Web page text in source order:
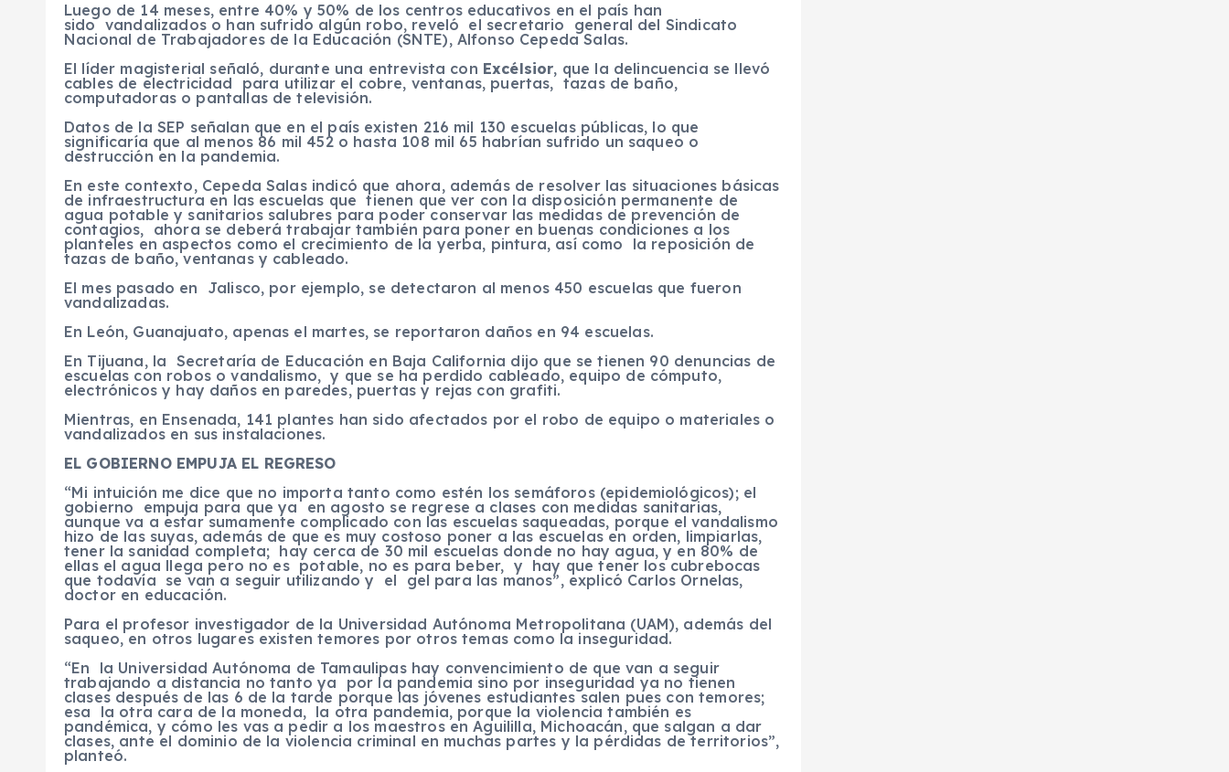
Luego de 14 meses, entre 40% y 50% de los centros educativos en el país han
sido vandalizados o han sufrido algún robo, reveló el secretario general del Sindicato
Nacional de Trabajadores de la Educación (SNTE), Alfonso Cepeda Salas.
El líder magisterial señaló, durante una entrevista con Excélsior, que la delincuencia se llevó
cables de electricidad para utilizar el cobre, ventanas, puertas, tazas de baño,
computadoras o pantallas de televisión.
Datos de la SEP señalan que en el país existen 216 mil 130 escuelas públicas, lo que
significaría que al menos 86 mil 452 o hasta 108 mil 65 habrían sufrido un saqueo o
destrucción en la pandemia.
En este contexto, Cepeda Salas indicó que ahora, además de resolver las situaciones básicas
de infraestructura en las escuelas que tienen que ver con la disposición permanente de
agua potable y sanitarios salubres para poder conservar las medidas de prevención de
contagios, ahora se deberá trabajar también para poner en buenas condiciones a los
planteles en aspectos como el crecimiento de la yerba, pintura, así como la reposición de
tazas de baño, ventanas y cableado.
El mes pasado en Jalisco, por ejemplo, se detectaron al menos 450 escuelas que fueron
vandalizadas.
En León, Guanajuato, apenas el martes, se reportaron daños en 94 escuelas.
En Tijuana, la Secretaría de Educación en Baja California dijo que se tienen 90 denuncias de
escuelas con robos o vandalismo, y que se ha perdido cableado, equipo de cómputo,
electrónicos y hay daños en paredes, puertas y rejas con grafiti.
Mientras, en Ensenada, 141 plantes han sido afectados por el robo de equipo o materiales o
vandalizados en sus instalaciones.
EL GOBIERNO EMPUJA EL REGRESO
“Mi intuición me dice que no importa tanto como estén los semáforos (epidemiológicos); el
gobierno empuja para que ya en agosto se regrese a clases con medidas sanitarias,
aunque va a estar sumamente complicado con las escuelas saqueadas, porque el vandalismo
hizo de las suyas, además de que es muy costoso poner a las escuelas en orden, limpiarlas,
tener la sanidad completa; hay cerca de 30 mil escuelas donde no hay agua, y en 80% de
ellas el agua llega pero no es potable, no es para beber, y hay que tener los cubrebocas
que todavía se van a seguir utilizando y el gel para las manos”, explicó Carlos Ornelas,
doctor en educación.
Para el profesor investigador de la Universidad Autónoma Metropolitana (UAM), además del
saqueo, en otros lugares existen temores por otros temas como la inseguridad.
“En la Universidad Autónoma de Tamaulipas hay convencimiento de que van a seguir
trabajando a distancia no tanto ya por la pandemia sino por inseguridad ya no tienen
clases después de las 6 de la tarde porque las jóvenes estudiantes salen pues con temores;
esa la otra cara de la moneda, la otra pandemia, porque la violencia también es
pandémica, y cómo les vas a pedir a los maestros en Aguililla, Michoacán, que salgan a dar
clases, ante el dominio de la violencia criminal en muchas partes y la pérdidas de territorios”,
planteó.